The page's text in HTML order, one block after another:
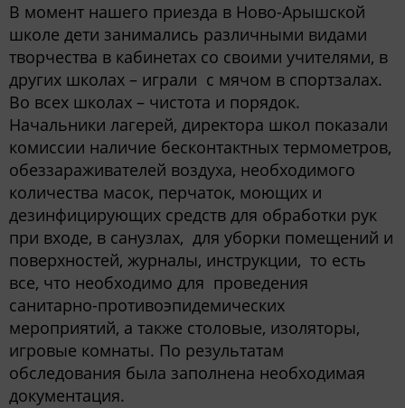
В момент нашего приезда в Ново-Арышской
школе дети занимались различными видами
творчества в кабинетах со своими учителями, в
других школах – играли с мячом в спортзалах.
Во всех школах – чистота и порядок.
Начальники лагерей, директора школ показали
комиссии наличие бесконтактных термометров,
обеззараживателей воздуха, необходимого
количества масок, перчаток, моющих и
дезинфицирующих средств для обработки рук
при входе, в санузлах, для уборки помещений и
поверхностей, журналы, инструкции, то есть
все, что необходимо для проведения
санитарно-противоэпидемических
мероприятий, а также столовые, изоляторы,
игровые комнаты. По результатам
обследования была заполнена необходимая
документация.